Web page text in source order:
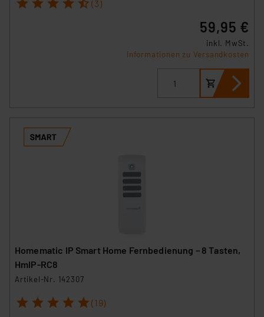
VO) zu. Eine detaillierte Auflistung der einzelnen
den Button „Ablehnen oder Einstellungen“ abrufbar. Sie
können die Verwendung nicht notwendiger Cookies
ablehnen oder ihr ganz oder teilweise zustimmen. Ihre
erteilte Zustimmung können Sie jederzeit unter dem
Link „Cookie Einstellungen“ anpassen oder widerrufen.
Die Rechtmäßigkeit der Speicherung, Abrufung und
Analyse bis zum Zeitpunkt des Widerrufs bleibt hiervon
unberührt. Ihre Browser-Einstellungen können dazu
gespeichert werden und dieses Banner erneut
die Verarbeitung Ihrer Daten in den USA gemäß Art. 49
(1) lit. a DSGVO. Nähere Infos zu diesen Drittanbietern
und zu der jeweiligen Datenübermittlung erhalten Sie in
der Datenschutzerklärung. Für die USA besteht kein
(3)
59,95 €
inkl. MwSt.
Informationen zu Versandkosten
Homematic IP Smart Home Fernbedienung – 8 Tasten,
HmIP-RC8
Artikel-Nr. 142307
1 2 3 4 5 (19)